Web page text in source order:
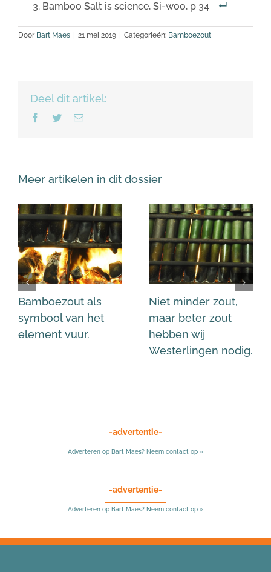
Bamboo Salt is science, Si-woo, p 34
Door Bart Maes 21 mei 2019 Categorieën: Bamboezout
Deel dit artikel:
Facebook
TwitterE-
Meer artikelen in dit dossier
Bamboezout als
symbool van het
element vuur.
Niet minder zout,
maar beter zout
hebben wij
Westerlingen nodig.
-advertentie-
Adverteren op Bart Maes? Neem contact op »
-advertentie-
Adverteren op Bart Maes? Neem contact op »